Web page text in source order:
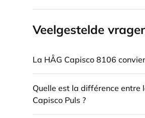
Veelgestelde
La HÅG Capisco 8106
Quelle est la différence entre
Capisco Puls ?